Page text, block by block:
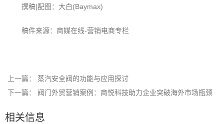
撰稿|配图：大白(Baymax)
稿件来源：商媒在线-营销电商专栏
上一篇： 蒸汽安全阀的功能与应用探讨
下一篇： 阀门外贸营销案例：商悦科技助力企业突破海外市场瓶颈
相关信息